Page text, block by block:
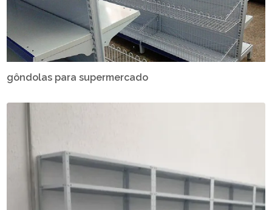
gôndolas para supermercado